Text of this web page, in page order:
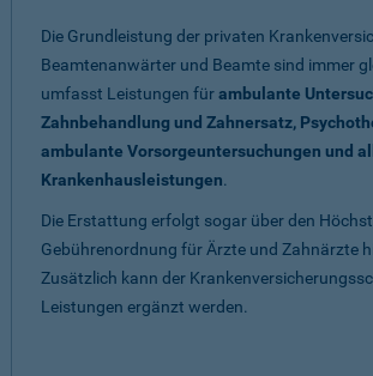
Die Grundleistung der privaten
Beamtenanwärter und Beamte sind immer
umfasst Leistungen fürambulante
Zahnbehandlung und Zahnersatz,
ambulante Vorsorgeuntersuchungen und
Krankenhausleistungen.
Die Erstattung erfolgt sogar über den
Gebührenordnung für Ärzte und Zahnärzte
Zusätzlich kann der
Leistungen ergänzt werden.